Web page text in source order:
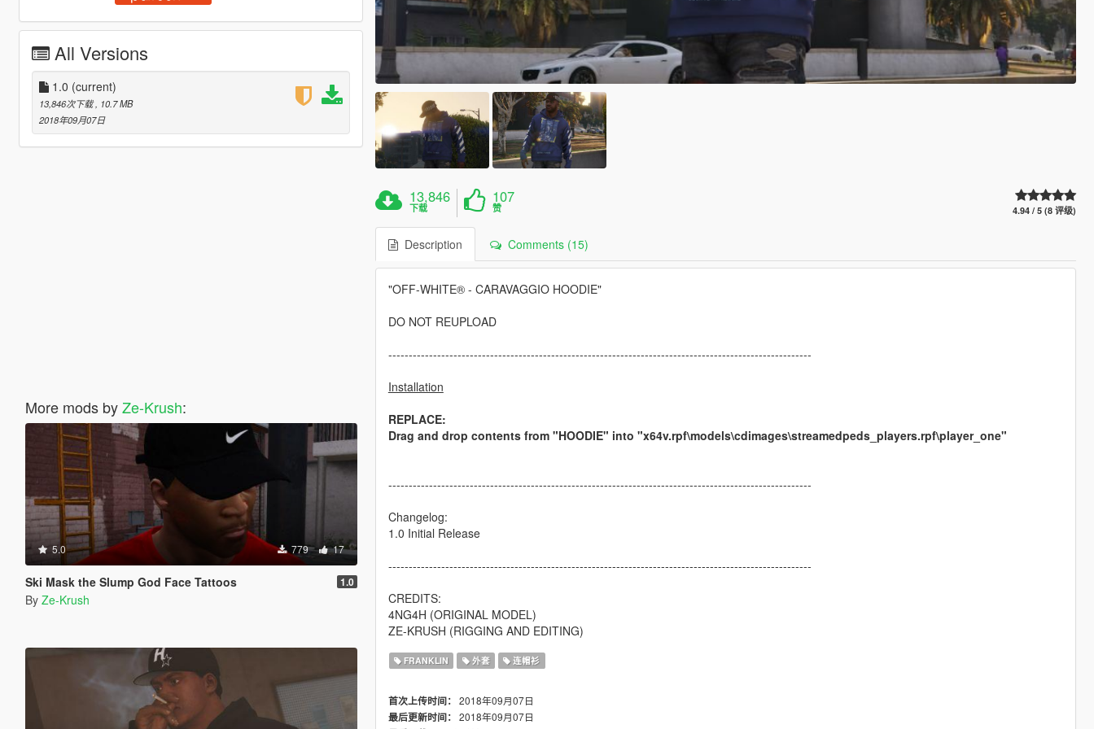
All Versions
1.0 (current)
13,846次下载 , 10.7 MB
2018年09月07日
More mods byZe-Krush:
5.0 779 17
Ski Mask the Slump God Face Tattoos 1.0
By Ze-Krush
13,846
下载
107
赞 4.94 / 5 (8 评级)
Description Comments (15)
"OFF-WHITE® - CARAVAGGIO HOODIE"
DO NOT REUPLOAD
--------------------------------------------------------------------------------------------------------
Installation
REPLACE:
Drag and drop contents from "HOODIE" into "x64v.rpf\models\cdimages\streamedpeds_players.rpf\player_one"
--------------------------------------------------------------------------------------------------------
Changelog:
1.0 Initial Release
--------------------------------------------------------------------------------------------------------
CREDITS:
4NG4H (ORIGINAL MODEL)
ZE-KRUSH (RIGGING AND EDITING)
FRANKLIN 外套 连帽衫
首次上传时间： 2018年09月07日
最后更新时间： 2018年09月07日